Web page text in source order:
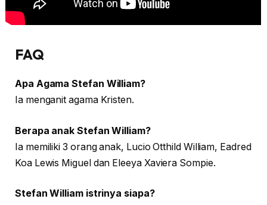
FAQ
Apa Agama Stefan William?
Ia menganit agama Kristen.
Berapa anak Stefan William?
Ia memiliki 3 orang anak, Lucio Otthild William, Eadred
Koa Lewis Miguel dan Eleeya Xaviera Sompie.
Stefan William istrinya siapa?